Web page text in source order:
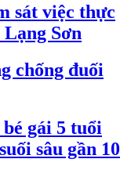
sát việc thực
Sơn
chống đuối
gái 5 tuổi
sâu gần 10